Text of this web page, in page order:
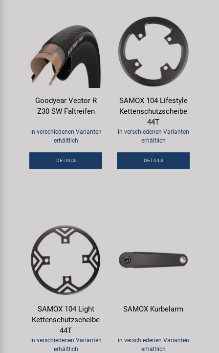
Goodyear Vector R
Z30 SW Faltreifen
in verschiedenen Varianten
erhältlich
DETAILS
SAMOX 104 Lifestyle
Kettenschutzscheibe
44T
in verschiedenen Varianten
erhältlich
DETAILS
SAMOX 104 Light
Kettenschutzscheibe
44T
in verschiedenen Varianten
erhältlich
SAMOX Kurbelarm
in verschiedenen Varianten
erhältlich